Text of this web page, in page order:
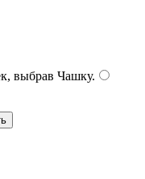
выбрав Чашку.